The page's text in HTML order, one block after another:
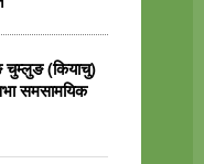
चुम्लुङ (कियाचु)
समसामयिक